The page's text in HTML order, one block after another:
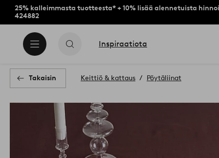
25% kalleimmasta tuotteesta* + 10% lisää alennetuista
424882
Inspiraatiota
Takaisin Keittiö & kattaus Pöytäliinat